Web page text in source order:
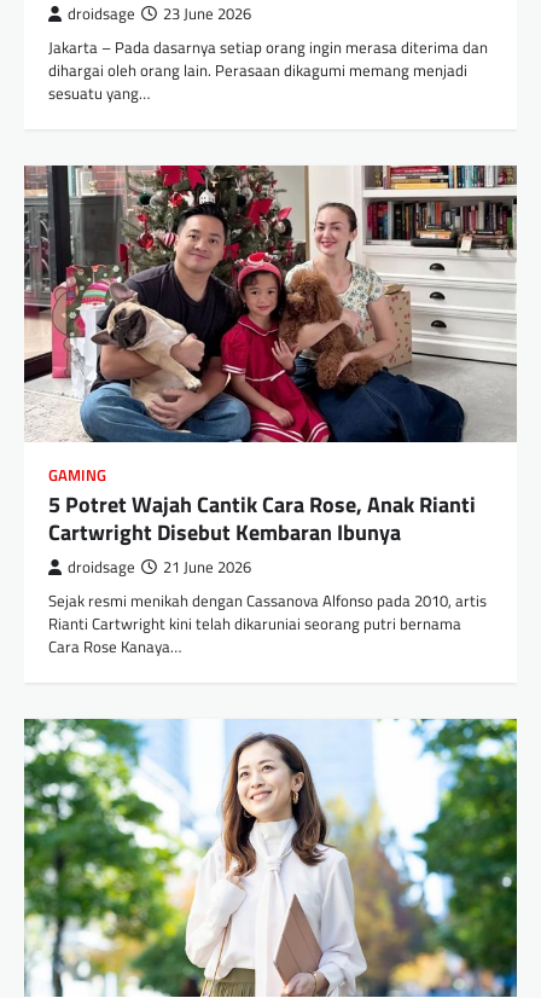
droidsage 23 June 2026
Jakarta – Pada dasarnya setiap orang ingin merasa diterima dan
dihargai oleh orang lain. Perasaan dikagumi memang menjadi
sesuatu yang…
GAMING
5 Potret Wajah Cantik Cara Rose, Anak Rianti
Cartwright Disebut Kembaran Ibunya
droidsage 21 June 2026
Sejak resmi menikah dengan Cassanova Alfonso pada 2010, artis
Rianti Cartwright kini telah dikaruniai seorang putri bernama
Cara Rose Kanaya…